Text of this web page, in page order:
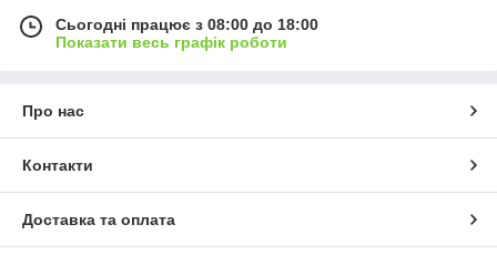
Сьогодні працює з 08:00 до 18:00
Показати весь графік роботи
Про нас
Контакти
Доставка та оплата